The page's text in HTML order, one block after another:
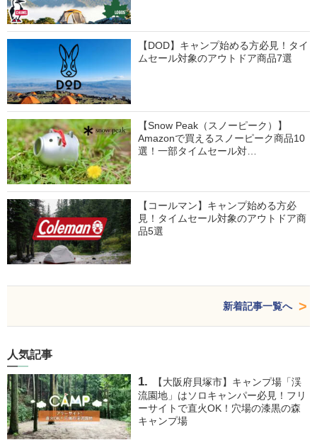
【DOD】キャンプ始める方必見！タイ
ムセール対象のアウトドア商品7選
【Snow Peak（スノーピーク）】
Amazonで買えるスノーピーク商品10
選！一部タイムセール対…
【コールマン】キャンプ始める方必
見！タイムセール対象のアウトドア商
品5選
新着記事一覧へ
人気記事
【大阪府貝塚市】キャンプ場「渓
流園地」はソロキャンパー必見！フリ
ーサイトで直火OK！穴場の漆黒の森
キャンプ場